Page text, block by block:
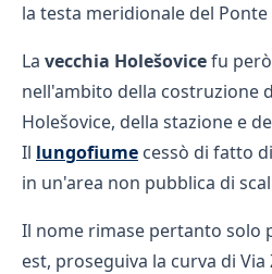
la testa meridionale del
La vecchia Holešovicefu però
nell'ambito della costruzione
Holešovice, della stazione e
Il lungofiume cessò di fatto
in un'area non pubblica di
Il nome rimase pertanto solo
est, proseguiva la curva di